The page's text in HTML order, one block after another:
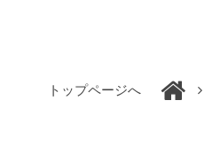
トップページへ